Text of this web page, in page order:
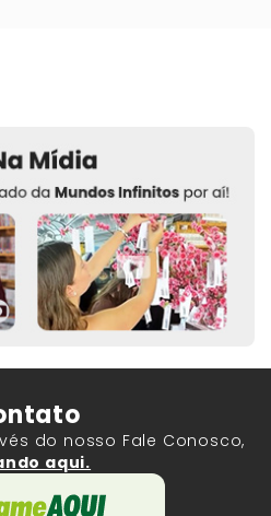
do nosso Fale Conosco,
aqui.